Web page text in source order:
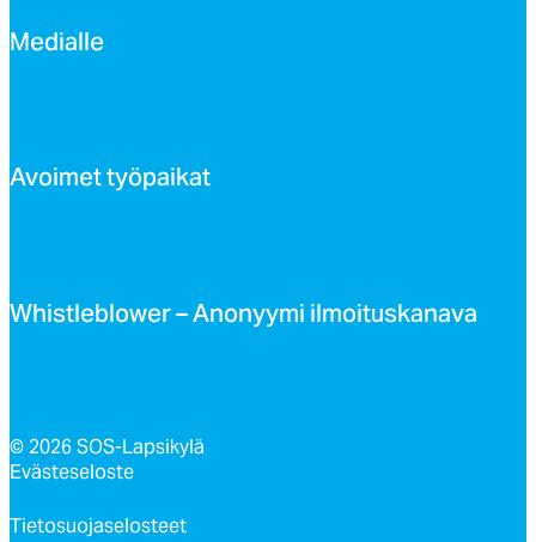
Me­dial­le
Avoi­met työ­pai­kat
Whist­leb­lo­wer – Ano­nyy­mi il­moi­tus­ka­na­va
© 2026 SOS-Lapsikylä
Evästeseloste
Tietosuojaselosteet